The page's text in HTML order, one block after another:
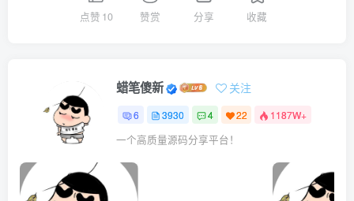
点赞 10 赞赏 分享 收藏
蜡笔傻新 关注
6 3930 4 22 1187W+
一个高质量源码分享平台！